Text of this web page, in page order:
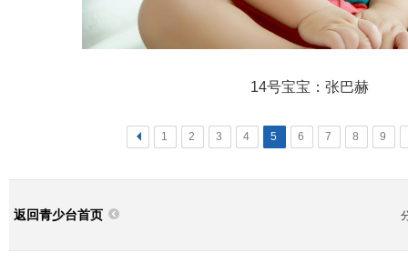
14号宝宝：张巴赫
< 1 2 3 4 5 6 7 8 9
返回青少台首页